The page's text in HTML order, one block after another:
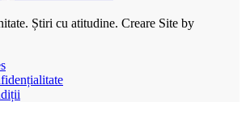
Știri cu atitudine. Creare Site by